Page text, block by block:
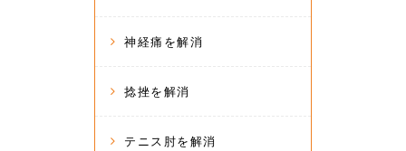
神経痛を解消
捻挫を解消
テニス肘を解消